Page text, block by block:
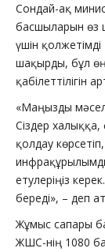
Сондай-ақ
басшыларын өз
үшін
шақырды, бұл
қабілеттілігін
«Маңызды
Сіздер халыққа,
қолдау
етулеріңіз
береді», – деп
Жұмыс сапары
ЖШС-нің 1080